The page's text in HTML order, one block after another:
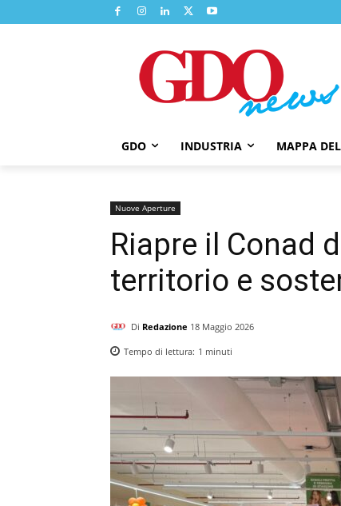
GDO INDUSTRIA MAPPA
Nuove Aperture
Riapre il Conad
territorio e
Di Redazione 18 Maggio 2026
Tempo di lettura: 1 minuti